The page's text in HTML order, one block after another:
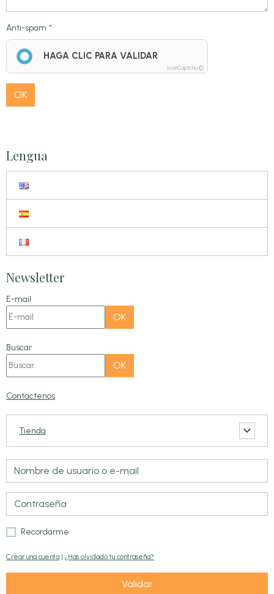
Anti-spam
HAGA CLIC PARA VALIDAR
IconCaptcha ©
OK
Lengua
Newsletter
E-mail
OK
Buscar
OK
Contactenos
Tienda
Recordarme
Crear una cuenta | ¿Has olvidado tu contraseña?
Validar